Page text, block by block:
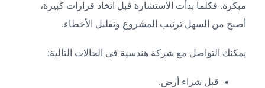
مبكرة. فكلما بدأت الاستشارة قبل اتخاذ قرارات كبيرة،
أصبح من السهل ترتيب المشروع وتقليل الأخطاء.
يمكنك التواصل مع شركة هندسية في الحالات التالية:
قبل شراء أرض.